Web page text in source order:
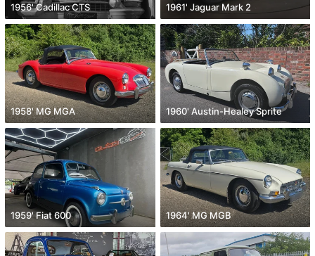
1956' Cadillac CTS 1961' Jaguar Mark 2
1958' MG MGA 1960' Austin-Healey Sprite
1959' Fiat 600 1964' MG MGB